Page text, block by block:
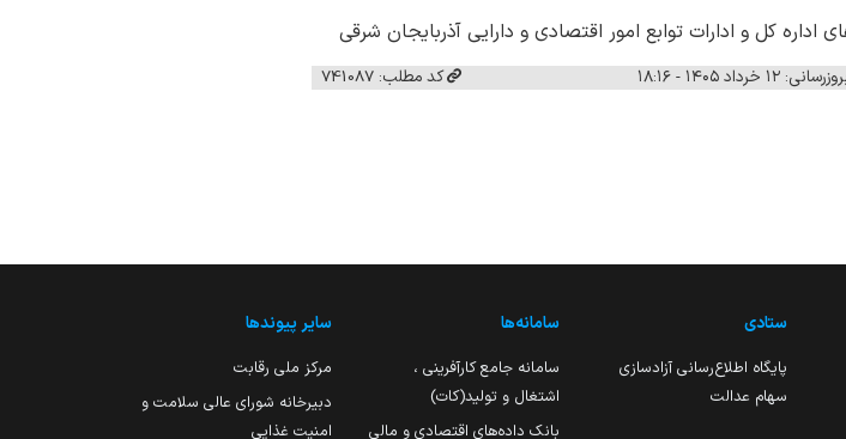
توابع امور اقتصادی و دارایی آذربایجان شرقی
۱۲ خرداد ۱۴۰۵ - ۱۸:۱۶ کد مطلب: 741087
ستادی
پایگاه اطلاع‌رسانی آزادسازی
سهام عدالت
سامانه‌ها
سامانه جامع کارآفرینی ،
اشتغال و تولید(کات)
بانک داده‌های اقتصادی و مالی
سایر پیوندها
مرکز ملی رقابت
دبیرخانه شورای عالی سلامت و
امنیت غذایی